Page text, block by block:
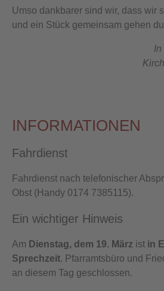
Umso dankbarer sind wir, dass wir
und ein Stück gemeinsam gehen
INFORMATIONEN
Fahrdienst
Fahrdienst nach telefonischer
Obst (Handy 0174 7385115).
Ein wichtiger Hinweis
Am Dienstag, dem 19. März ist in
Sprechzeit. Pfarramtsbüro und
an diesem Tag geschlossen.